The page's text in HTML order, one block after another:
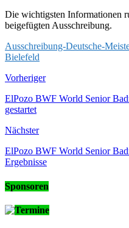
Die wichtigsten Informationen
beigefügten Ausschreibung.
Ausschreibung-Deutsche-
Bielefeld
Vorheriger
ElPozo BWF World Senior
gestartet
Nächster
ElPozo BWF World Senior
Ergebnisse
Sponsoren
Termine